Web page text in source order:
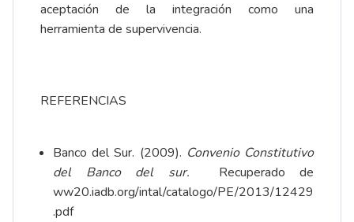
aceptación de la integración como una
herramienta de supervivencia.
REFERENCIAS
Banco del Sur. (2009). Convenio Constitutivo
del Banco del sur. Recuperado de
ww20.iadb.org/intal/catalogo/PE/2013/12429
.pdf